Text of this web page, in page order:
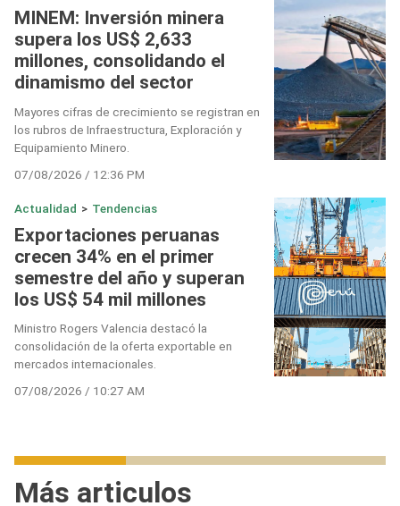
MINEM: Inversión minera
supera los US$ 2,633
millones, consolidando el
dinamismo del sector
Mayores cifras de crecimiento se registran en
los rubros de Infraestructura, Exploración y
Equipamiento Minero.
07/08/2026 / 12:36 PM
Actualidad > Tendencias
Exportaciones peruanas
crecen 34% en el primer
semestre del año y superan
los US$ 54 mil millones
Ministro Rogers Valencia destacó la
consolidación de la oferta exportable en
mercados internacionales.
07/08/2026 / 10:27 AM
Más articulos